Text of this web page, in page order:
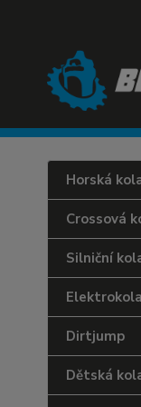
Horská
Crossová
Silniční
Elektrokola
Dirtjump
Dětská